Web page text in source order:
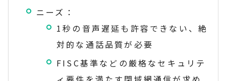
ニーズ：
1秒の音声遅延も許容できない、絶
対的な通話品質が必要
FISC基準などの厳格なセキュリテ